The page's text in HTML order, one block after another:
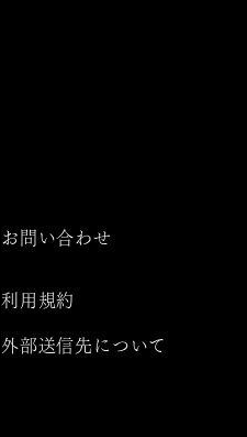
お問い合わせ
利用規約
外部送信先について